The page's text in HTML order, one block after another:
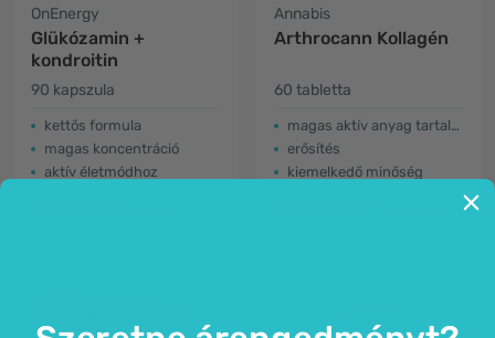
OnEnergy
Glükózamin +
kondroitin
90 kapszula
kettős formula
magas koncentráció
aktív életmódhoz
Annabis
Arthrocann Kollagén
60 tabletta
magas aktív anyag tartalom
erősítés
kiemelkedő minőség